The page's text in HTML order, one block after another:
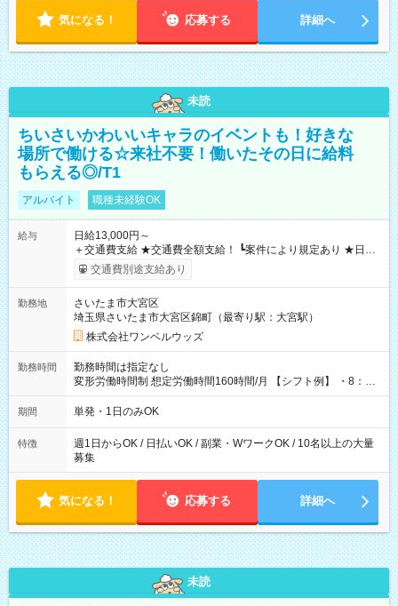
気になる！ 応募する 詳細へ
未読
ちいさいかわいいキャラのイベントも！好きな
場所で働ける☆来社不要！働いたその日に給料
もらえる◎/T1
アルバイト 職種未経験OK
給与
日給13,000円～
＋交通費支給 ★交通費全額支給！ ┗案件により規定あり ★日払
いOK！（規定あり） ┗働いたその日に現金GET♪ お仕事後はコ
ンビニATMから 日払い分を引き落とせます！ 【試用期間】試
交通費別途支給あり
勤務地
さいたま市大宮区
埼玉県さいたま市大宮区錦町（最寄り駅：大宮駅）
株式会社ワンベルウッズ
勤務時間
勤務時間は指定なし
変形労働時間制 想定労働時間160時間/月 【シフト例】 ・8：00
～21：00
期間 単発・1日のみOK
特徴
週1日からOK / 日払いOK / 副業・WワークOK / 10名以上の大量
募集
気になる！ 応募する 詳細へ
未読